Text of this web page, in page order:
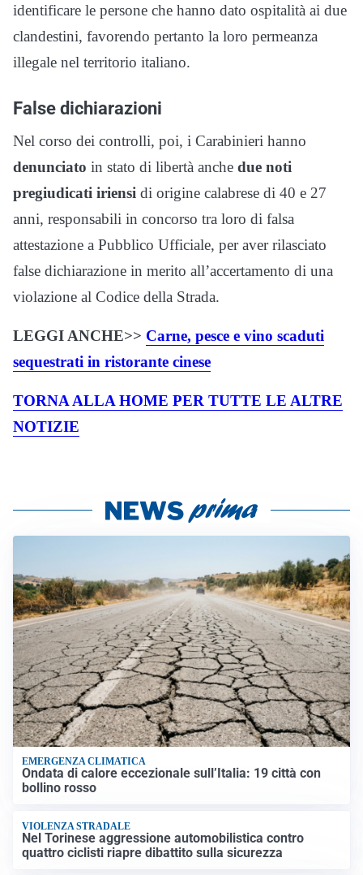
identificare le persone che hanno dato ospitalità ai due
clandestini, favorendo pertanto la loro permeanza
illegale nel territorio italiano.
False dichiarazioni
Nel corso dei controlli, poi, i Carabinieri hanno
denunciato in stato di libertà anche due noti
pregiudicati iriensi di origine calabrese di 40 e 27
anni, responsabili in concorso tra loro di falsa
attestazione a Pubblico Ufficiale, per aver rilasciato
false dichiarazione in merito all’accertamento di una
violazione al Codice della Strada.
LEGGI ANCHE>> Carne, pesce e vino scaduti
sequestrati in ristorante cinese
TORNA ALLA HOME PER TUTTE LE ALTRE
NOTIZIE
EMERGENZA CLIMATICA
Ondata di calore eccezionale sull’Italia: 19 città con
bollino rosso
VIOLENZA STRADALE
Nel Torinese aggressione automobilistica contro
quattro ciclisti riapre dibattito sulla sicurezza